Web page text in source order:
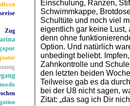
Zug
Einschulung, Ranzen,
Schwimmkappe,
Schultüte und noch viel
eigentlich gar keine Lust,
denn ohne
Option. Und natürlich
unbedingt beliebt.
Zahnkontrolle und
den letzten beiden
Teilweise gab es da
bei der U8 nicht sagen,
Zitat: „das sag ich Dir